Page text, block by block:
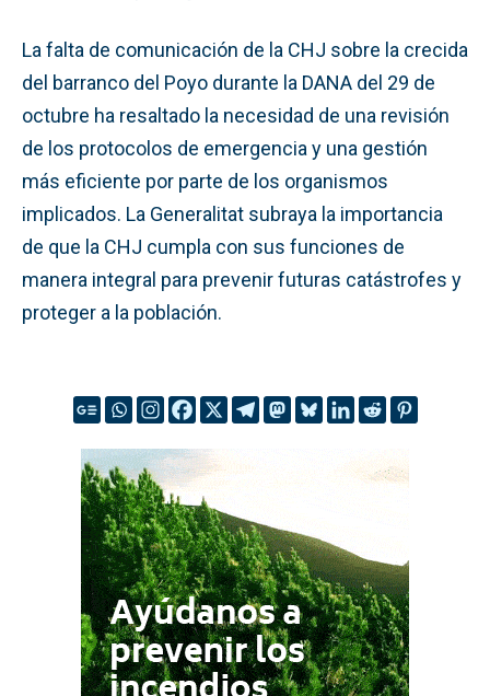
La falta de comunicación de la CHJ sobre la crecida
del barranco del Poyo durante la DANA del 29 de
octubre ha resaltado la necesidad de una revisión
de los protocolos de emergencia y una gestión
más eficiente por parte de los organismos
implicados. La Generalitat subraya la importancia
de que la CHJ cumpla con sus funciones de
manera integral para prevenir futuras catástrofes y
proteger a la población.